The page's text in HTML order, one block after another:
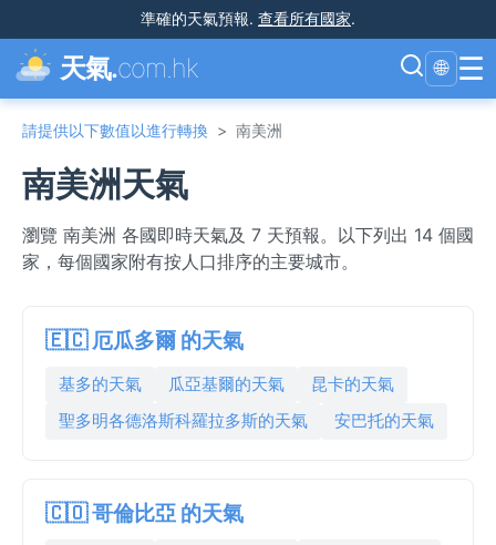
準確的天氣預報. 查看所有國家.
天氣.com.hk 🌐 ☰
請提供以下數值以進行轉換 > 南美洲
南美洲天氣
瀏覽 南美洲 各國即時天氣及 7 天預報。以下列出 14 個國
家，每個國家附有按人口排序的主要城市。
🇪🇨 厄瓜多爾 的天氣
基多的天氣 瓜亞基爾的天氣
昆卡的天氣
聖多明各德洛斯科羅拉多斯的天氣
安巴托的天氣
🇨🇴 哥倫比亞 的天氣